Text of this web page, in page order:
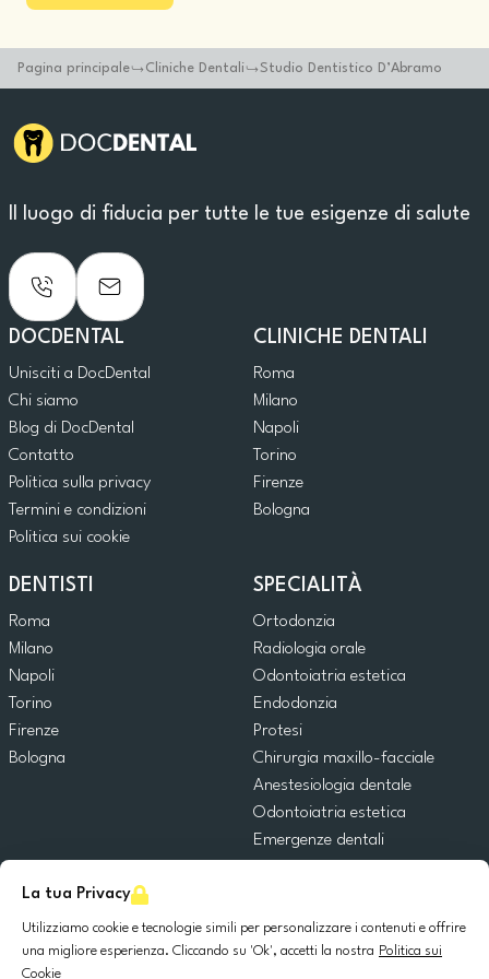
La tua Privacy
Utilizziamo cookie e tecnologie simili per personalizzare i contenuti e offrire
una migliore esperienza. Cliccando su 'Ok', accetti la nostra Politica sui
Cookie
Pagina principale Cliniche Dentali Studio Dentistico D’Abramo
Il luogo di fiducia per tutte le tue esigenze di salute
DOCDENTAL
Unisciti a DocDental
Chi siamo
Blog di DocDental
Contatto
Politica sulla privacy
Termini e condizioni
Politica sui cookie
CLINICHE DENTALI
Roma
Milano
Napoli
Torino
Firenze
Bologna
DENTISTI
Roma
Milano
Napoli
Torino
Firenze
Bologna
SPECIALITÀ
Ortodonzia
Radiologia orale
Odontoiatria estetica
Endodonzia
Protesi
Chirurgia maxillo-facciale
Anestesiologia dentale
Odontoiatria estetica
Emergenze dentali
Chirurgia orale
Implantologia dentale